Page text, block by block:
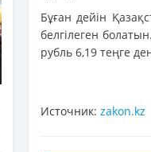
Бұған дейін
белгілеген
рубль 6,19 теңге
Источник: zakon.kz